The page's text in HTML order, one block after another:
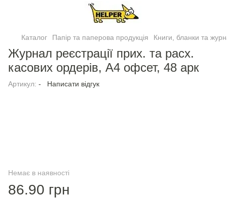
Каталог Папір та паперова продукція Книги, бланки та
Журнал реєстрацiї прих. та расх.
касових ордерiв, А4 офсет, 48 арк
Артикул: - Написати відгук
Немає в наявності
86.90 грн